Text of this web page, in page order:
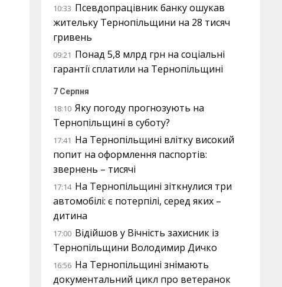
10:33 Псевдопрацівник банку ошукав
жительку Тернопільщини на 28 тисяч
гривень
09:21 Понад 5,8 млрд грн на соціальні
гарантії сплатили на Тернопільщині
7 Серпня
18:10 Яку погоду прогнозують на
Тернопільщині в суботу?
17:41 На Тернопільщині влітку високий
попит на оформлення паспортів:
звернень – тисячі
17:14 На Тернопільщині зіткнулися три
автомобілі: є потерпілі, серед яких –
дитина
17:00 Відійшов у Вічність захисник із
Тернопільщини Володимир Дичко
16:56 На Тернопільщині знімають
документальний цикл про ветеранок